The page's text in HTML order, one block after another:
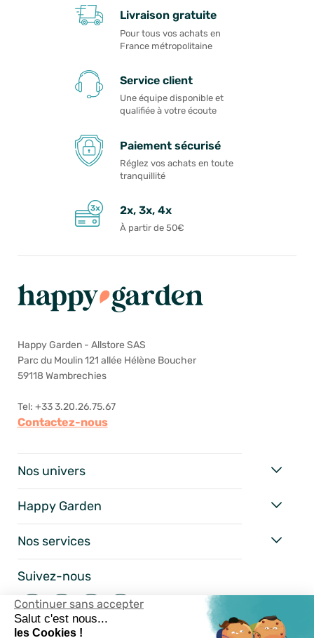
Continuer sans accepter
Salut c'est nous...
les Cookies !
Livraison gratuite
Pour tous vos achats en
France métropolitaine
Service client
Une équipe disponible et
qualifiée à votre écoute
Paiement sécurisé
Réglez vos achats en toute
tranquillité
2x, 3x, 4x
À partir de 50€
Happy Garden - Allstore SAS
Parc du Moulin 121 allée Hélène Boucher
59118 Wambrechies
Tel: +33 3.20.26.75.67
Contactez-nous
Nos univers
Happy Garden
Nos services
Suivez-nous